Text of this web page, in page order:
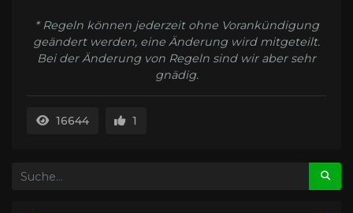
* Regeln können jederzeit ohne Vorankündigung
geändert werden, eine Änderung wird mitgeteilt.
Bei der Änderung von Regeln sind wir aber sehr
gnädig.
16644 1